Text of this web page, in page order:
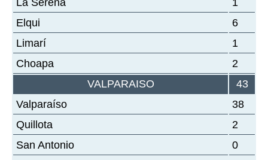
Elqui
6
Limarí
1
Choapa
2
VALPARAISO
43
Valparaíso
38
Quillota
2
San Antonio
0